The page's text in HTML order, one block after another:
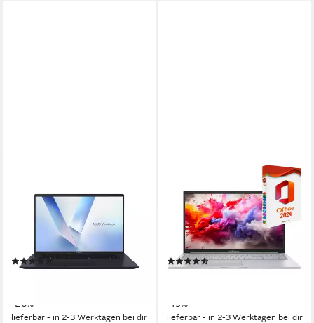
AMD Ryzen 7 260 Notebook
Bildschirmdiagonale
AMD Ryzen™ 7 Prozessor
Radeon™ 780M
Grafikkarte
(1)
-20%
lieferbar - in 2-3 Werktagen bei dir
X170, Core i7, beleuchtete
Tastatur Business-Notebook
17.3 Zoll Bildschirmdiagonale
Intel Core i7 Prozessor
8 GB Arbeitsspeicher
(15)
-19%
lieferbar - in 2-3 Werktagen bei dir